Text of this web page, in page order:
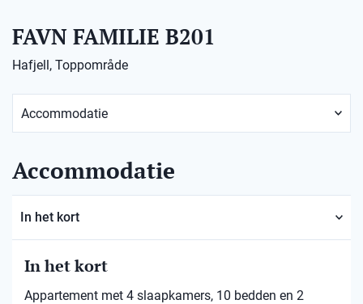
FAVN FAMILIE B201
Hafjell, Toppområde
Accommodatie
In het kort
In het kort
Appartement met 4 slaapkamers, 10 bedden en 2